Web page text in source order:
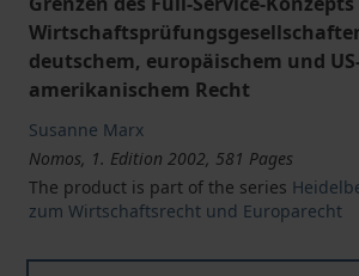
deutschem, europäischem und
amerikanischem Recht
Susanne Marx
Nomos, 1. Edition 2002, 581 Pages
The product is part of the series
zum Wirtschaftsrecht und Europarecht